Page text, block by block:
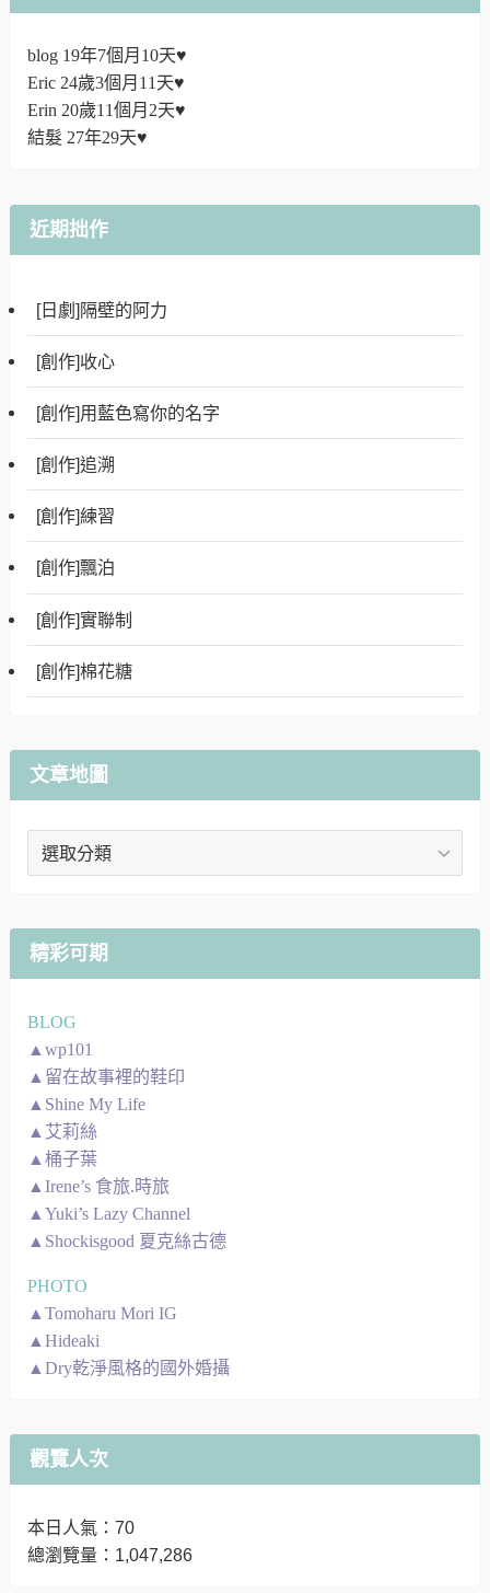
blog 19年7個月10天♥
Eric 24歲3個月11天♥
Erin 20歲11個月2天♥
結髮 27年29天♥
近期拙作
[日劇]隔壁的阿力
[創作]收心
[創作]用藍色寫你的名字
[創作]追溯
[創作]練習
[創作]飄泊
[創作]實聯制
[創作]棉花糖
文章地圖
文
圖
精彩可期
BLOG
▲wp101
▲留在故事裡的鞋印
▲Shine My Life
▲艾莉絲
▲桶子葉
▲Irene’s 食旅.時旅
▲Yuki’s Lazy Channel
▲Shockisgood 夏克絲古德
PHOTO
▲Tomoharu Mori IG
▲Hideaki
▲Dry乾淨風格的國外婚攝
觀覽人次
本日人氣：70
總瀏覽量：1,047,286